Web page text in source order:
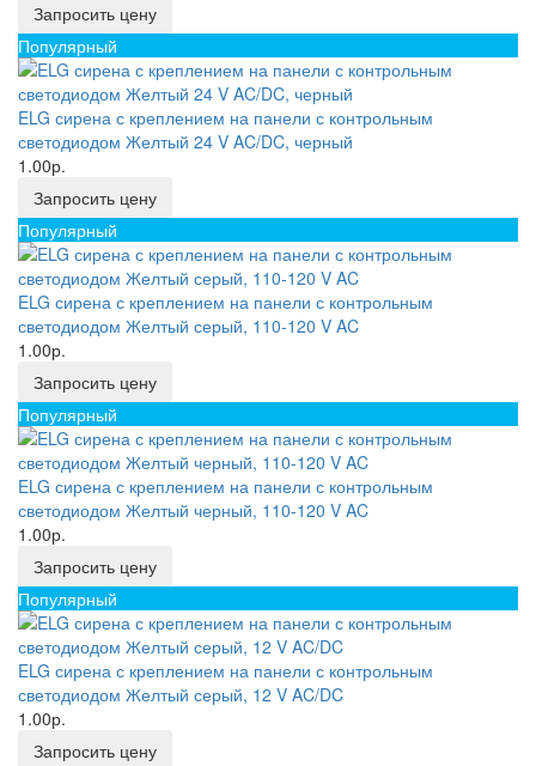
Запросить цену
Популярный
ELG сирена с креплением на панели с контрольным
светодиодом Желтый 24 V AC/DC, черный
1.00р.
Запросить цену
Популярный
ELG сирена с креплением на панели с контрольным
светодиодом Желтый серый, 110-120 V AC
1.00р.
Запросить цену
Популярный
ELG сирена с креплением на панели с контрольным
светодиодом Желтый черный, 110-120 V AC
1.00р.
Запросить цену
Популярный
ELG сирена с креплением на панели с контрольным
светодиодом Желтый серый, 12 V AC/DC
1.00р.
Запросить цену